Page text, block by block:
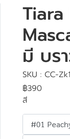
มี บร
SKU : CC-
฿390
สี
#01